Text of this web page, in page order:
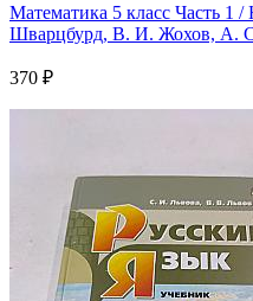
Математика 5 класс Часть
Шварцбурд, В. И. Жохов, А.
370 ₽